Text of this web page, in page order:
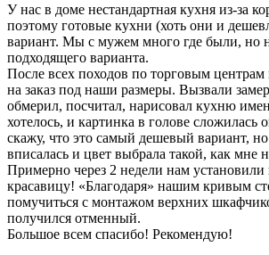
У нас в доме нестандартная кухня из-за
поэтому готовые кухни (хоть они и
вариант. Мы с мужем много где были, но
подходящего варианта.
После всех походов по торговым
на заказ под наши размеры. Вызвали
обмерил, посчитал, нарисовал кухню
хотелось, и картинка в голове сложилась
скажу, что это самый дешевый вариант,
вписалась и цвет выбрала такой, как мне
Примерно через 2 недели нам
красавицу! «Благодаря» нашим кривым
помучиться с монтажом верхних
получился отменный.
Большое всем спасибо! Рекомендую!